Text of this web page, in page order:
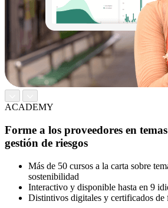
ACADEMY
Forme a los proveedores en
gestión de riesgos
Más de 50 cursos a la carta sobre
sostenibilidad
Interactivo y disponible hasta en 9
Distintivos digitales y certificados de